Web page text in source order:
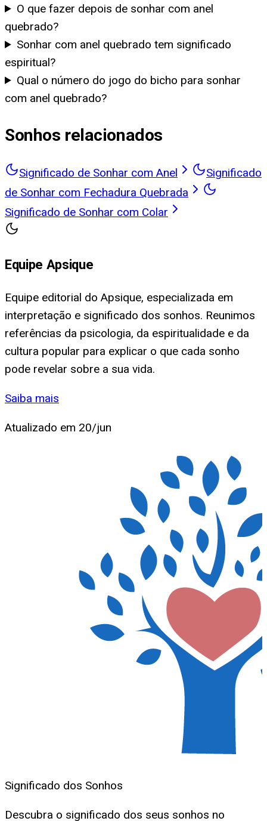
O que fazer depois de sonhar com anel
quebrado?
Sonhar com anel quebrado tem significado
espiritual?
Qual o número do jogo do bicho para sonhar
com anel quebrado?
Sonhos relacionados
Significado de Sonhar com Anel
Significado
de Sonhar com Fechadura Quebrada
Significado de Sonhar com Colar
Equipe Apsique
Equipe editorial do Apsique, especializada em
interpretação e significado dos sonhos. Reunimos
referências da psicologia, da espiritualidade e da
cultura popular para explicar o que cada sonho
pode revelar sobre a sua vida.
Saiba mais
Atualizado em 20/jun
Significado dos Sonhos
Descubra o significado dos seus sonhos no